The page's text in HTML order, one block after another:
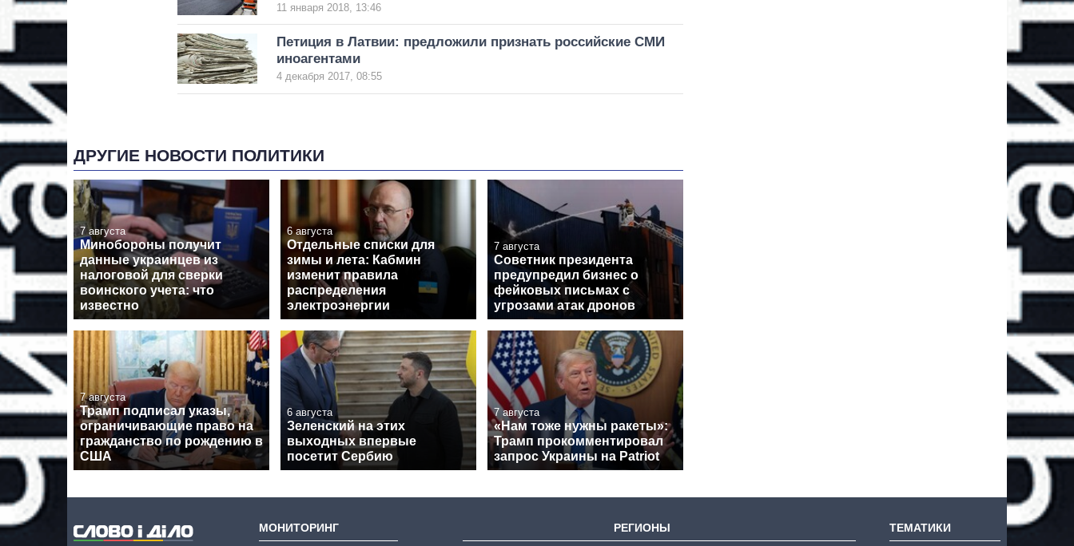
11 января 2018, 13:46
Петиция в Латвии: предложили признать российские СМИ
иноагентами
4 декабря 2017, 08:55
ДРУГИЕ НОВОСТИ ПОЛИТИКИ
7 августа
Минобороны получит
данные украинцев из
налоговой для сверки
воинского учета: что
известно
6 августа
Отдельные списки для
зимы и лета: Кабмин
изменит правила
распределения
электроэнергии
7 августа
Советник президента
предупредил бизнес о
фейковых письмах с
угрозами атак дронов
7 августа
Трамп подписал указы,
ограничивающие право на
гражданство по рождению в
США
6 августа
Зеленский на этих
выходных впервые
посетит Сербию
7 августа
«Нам тоже нужны ракеты»:
Трамп прокомментировал
запрос Украины на Patriot
МОНИТОРИНГ РЕГИОНЫ ТЕМАТИКИ